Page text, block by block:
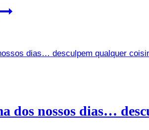
dos nossos dias…